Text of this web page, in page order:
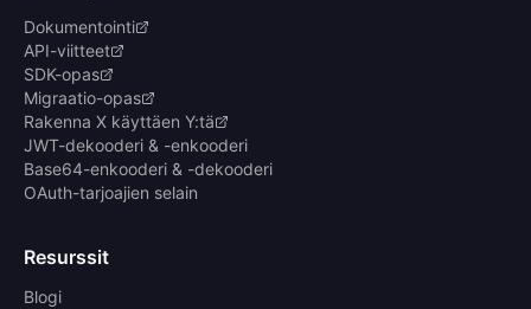
Dokumentointi
API-viitteet
SDK-opas
Migraatio-opas
Rakenna X käyttäen Y:tä
JWT-dekooderi & -enkooderi
Base64-enkooderi & -dekooderi
OAuth-tarjoajien selain
Resurssit
Blogi